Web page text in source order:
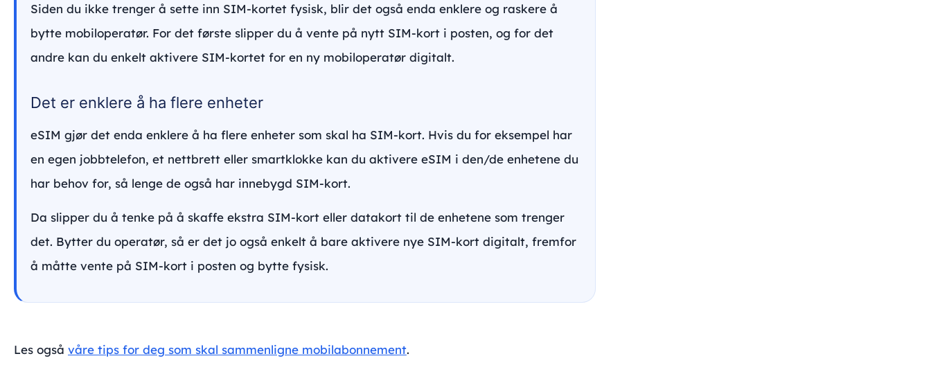
Siden du ikke trenger å sette inn SIM-kortet fysisk, blir det også enda enklere og raskere å
bytte mobiloperatør. For det første slipper du å vente på nytt SIM-kort i posten, og for det
andre kan du enkelt aktivere SIM-kortet for en ny mobiloperatør digitalt.
Det er enklere å ha flere enheter
eSIM gjør det enda enklere å ha flere enheter som skal ha SIM-kort. Hvis du for eksempel har
en egen jobbtelefon, et nettbrett eller smartklokke kan du aktivere eSIM i den/de enhetene du
har behov for, så lenge de også har innebygd SIM-kort.
Da slipper du å tenke på å skaffe ekstra SIM-kort eller datakort til de enhetene som trenger
det. Bytter du operatør, så er det jo også enkelt å bare aktivere nye SIM-kort digitalt, fremfor
å måtte vente på SIM-kort i posten og bytte fysisk.
Les også våre tips for deg som skal sammenligne mobilabonnement.